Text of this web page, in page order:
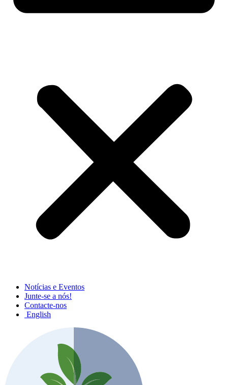
Notícias e Eventos
Junte-se a nós!
Contacte-nos
English